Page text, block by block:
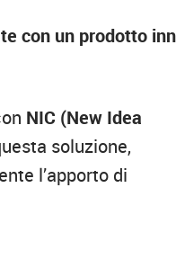
con un prodotto
NIC (New Idea
soluzione,
l’apporto di